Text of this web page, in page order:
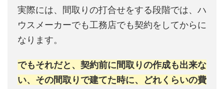
実際には、間取りの打合せをする段階では、ハ
ウスメーカーでも工務店でも契約をしてからに
なります。
でもそれだと、契約前に間取りの作成も出来な
い、その間取りで建てた時に、どれくらいの費